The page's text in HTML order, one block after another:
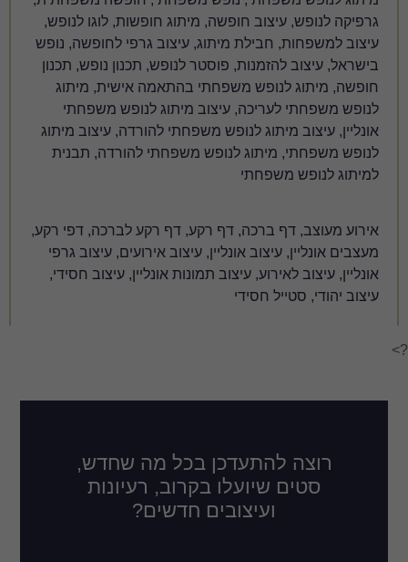
מיתוג חופשות, לוגו לנופש,
עיצוב גרפי לחופשה, נופש
פוסטר לנופש, תכנון נופש, תכנון
בהתאמה אישית, מיתוג
עיצוב מיתוג לנופש משפחתי
משפחתי להורדה, עיצוב מיתוג
משפחתי להורדה, תבנית
דף רקע, דף רקע לברכה, דפי רקע,
עיצוב אירועים, עיצוב גרפי
תמונות אונליין, עיצוב חסידי,
בכל מה שחדש,
בקרוב, רעיונות